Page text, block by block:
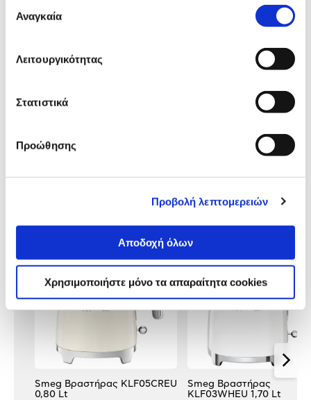
συγκατάθεσης
Αναγκαία
Λειτουργικότητας
Στατιστικά
Προώθησης
Προβολή λεπτομερειών
Αποδοχή όλων
Χρησιμοποιήστε μόνο τα απαραίτητα cookies
παρουσίαση
Αναλυτική παρουσίαση
Προδιαγραφές
Χαρακτηριστικά
Αξιολογήσεις
Αξιολογήσεις
Κάτι μας λέει πως τα παρακάτω
προϊόντα σε ενδιαφέρουν!
Smeg Βραστήρας KLF05CREU
0,80 Lt
Smeg Βραστήρας
KLF03WHEU 1,70 Lt